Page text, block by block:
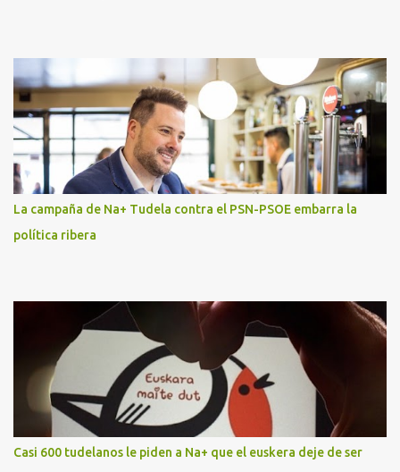
La campaña de Na+ Tudela contra el PSN-PSOE embarra la
política ribera
Casi 600 tudelanos le piden a Na+ que el euskera deje de ser